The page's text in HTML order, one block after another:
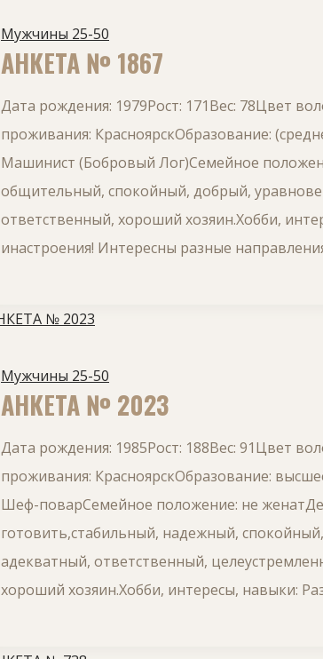
Мужчины 25-50
АНКЕТА № 1867
Дата рождения: 1979Рост: 171Вес: 78Цвет
проживания: КрасноярскОбразование:
Машинист (Бобровый Лог)Семейное
общительный, спокойный, добрый,
ответственный, хороший хозяин.Хобби,
инастроения! Интересны разные
Мужчины 25-50
АНКЕТА № 2023
Дата рождения: 1985Рост: 188Вес: 91Цвет
проживания: КрасноярскОбразование:
Шеф-поварСемейное положение: не
готовить,стабильный, надежный,
адекватный, ответственный,
хороший хозяин.Хобби, интересы, навыки: